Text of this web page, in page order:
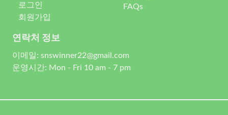
로그인
회원가입
FAQs
연락처 정보
이메일: snswinner22@gmail.com
운영시간: Mon - Fri 10 am - 7 pm